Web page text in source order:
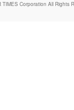
TIMES Corporation All Rights